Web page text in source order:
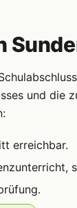
und die
erreichbar.